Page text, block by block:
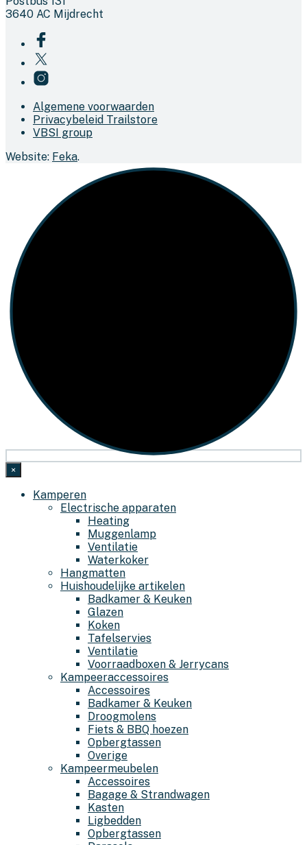
3640 AC Mijdrecht
Algemene voorwaarden
Privacybeleid Trailstore
VBSI group
Website: Feka.
×
Kamperen
Electrische apparaten
Heating
Muggenlamp
Ventilatie
Waterkoker
Hangmatten
Huishoudelijke artikelen
Badkamer & Keuken
Glazen
Koken
Tafelservies
Ventilatie
Voorraadboxen & Jerrycans
Kampeeraccessoires
Accessoires
Badkamer & Keuken
Droogmolens
Fiets & BBQ hoezen
Opbergtassen
Overige
Kampeermeubelen
Accessoires
Bagage & Strandwagen
Kasten
Ligbedden
Opbergtassen